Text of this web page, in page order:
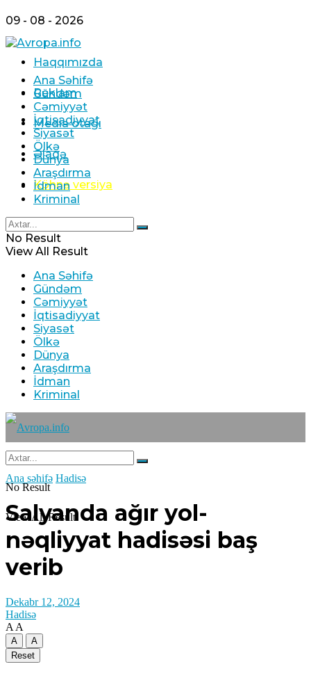
09 - 08 - 2026
Haqqımızda
Reklam
Media otağı
Əlaqə
Köhnə versiya
Ana Səhifə
Gündəm
Cəmiyyət
İqtisadiyyat
Siyasət
Ölkə
Dünya
Araşdırma
İdman
Kriminal
No Result
View All Result
Ana Səhifə
Gündəm
Cəmiyyət
İqtisadiyyat
Siyasət
Ölkə
Dünya
Araşdırma
İdman
Kriminal
No Result
View All Result
Ana səhifə Hadisə
Salyanda ağır yol-
nəqliyyat hadisəsi baş
verib
Dekabr 12, 2024
Hadisə
A A
A
A
Reset